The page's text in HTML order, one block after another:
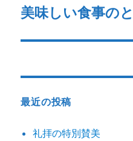
ゲ
ー
稿:
次
投
美味しい食事の
最近の投稿
礼拝の特別賛美